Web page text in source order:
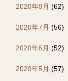
2020年8月 (62)
2020年7月 (56)
2020年6月 (52)
2020年5月 (57)